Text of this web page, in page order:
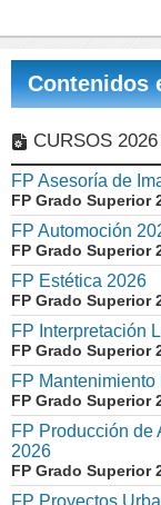
Contenidos
CURSOS
FP Asesoría de
FP Grado Superior
FP Automoción
FP Grado Superior
FP Estética 2026
FP Grado Superior
FP Interpretación
FP Grado Superior
FP
FP Grado Superior
FP Producción de
2026
FP Grado Superior
FP Proyectos